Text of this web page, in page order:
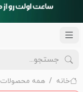
خانه همه محصولات